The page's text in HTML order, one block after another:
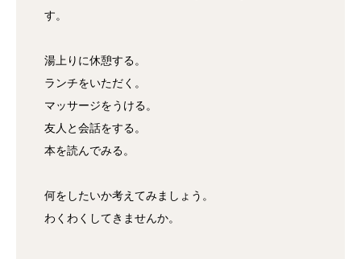
す。
湯上りに休憩する。
ランチをいただく。
マッサージをうける。
友人と会話をする。
本を読んでみる。
何をしたいか考えてみましょう。
わくわくしてきませんか。